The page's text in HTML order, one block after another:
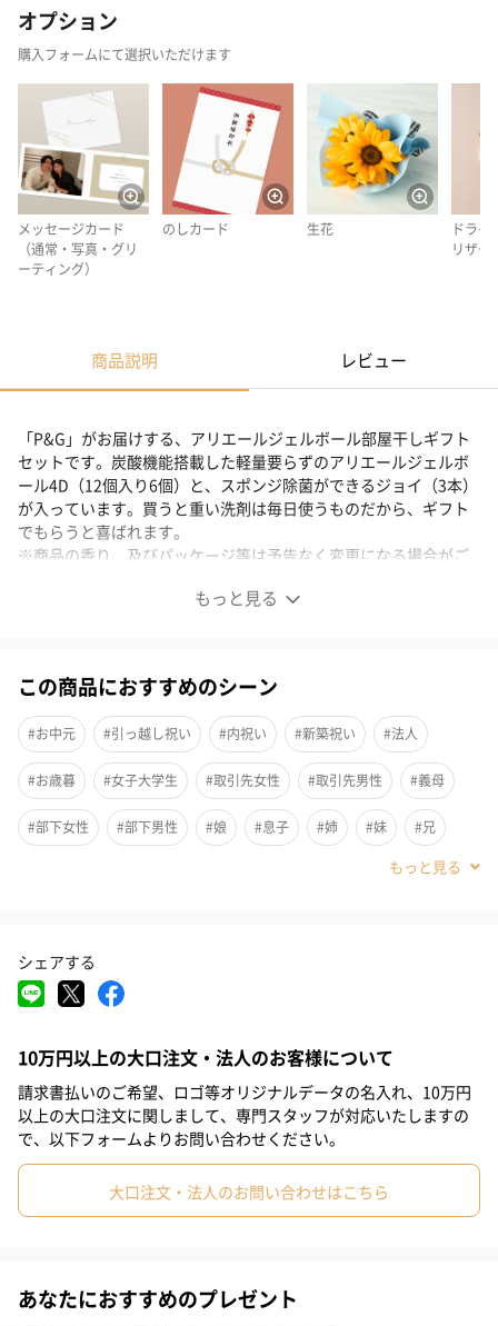
オプション
購入フォームにて選択いただけます
メッセージカード
（通常・写真・グリ
ーティング）
のしカード 生花
ドライ
リザー
商品説明 レビュー
もっと見る
「P&G」がお届けする、アリエールジェルボール部屋干しギフト
セットです。炭酸機能搭載した軽量要らずのアリエールジェルボ
ール4D（12個入り6個）と、スポンジ除菌ができるジョイ（3本）
が入っています。買うと重い洗剤は毎日使うものだから、ギフト
でもらうと喜ばれます。
※商品の香り、及びパッケージ等は予告なく変更になる場合がご
炭酸機能でハジける洗浄力のジェルボール型洗剤（部屋干し用）
と、除菌が出来る食器用洗剤ジョイのギフトセット9点セットで
す。
残りが少なくなって慌てることもありません。
重くてなかなかまとめて買うのが大変な洗剤は、もらうと嬉しい
進化したジェルボール
して市場に登場。
2017年には、洗剤の成分を別々に閉じ込めることで成分の「鮮
度」を保ち、洗う瞬間に混ざり合うことで効果を最大限発揮する3
層立体構造状の「ジェルボール3D」を発売しました。
1粒を指でつまんで洗濯機に入れるだけという簡便性とその洗浄力
の高さから、発売当初より好評をいただいております。
ューアルしました。
この商品におすすめのシーン
#お中元 #引っ越し祝い #内祝い #新築祝い #法人
#お歳暮 #女子大学生 #取引先女性 #取引先男性 #義母
#部下女性 #部下男性 #娘 #息子 #姉 #妹 #兄
#同僚女性
#男性 #男友達
#50代 #60代
シェアする
10万円以上の大口注文・法人のお客様について
請求書払いのご希望、ロゴ等オリジナルデータの名入れ、10万円
以上の大口注文に関しまして、専門スタッフが対応いたしますの
で、以下フォームよりお問い合わせください。
大口注文・法人のお問い合わせはこちら
あなたにおすすめのプレゼント